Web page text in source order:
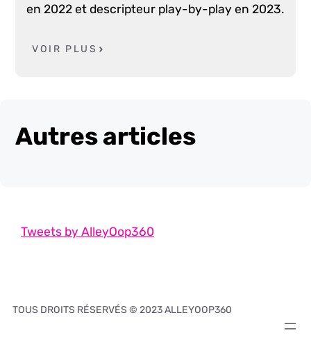
en 2022 et descripteur play-by-play en 2023.
VOIR PLUS
Autres articles
Tweets by AlleyOop360
TOUS DROITS RÉSERVÉS © 2023 ALLEYOOP360